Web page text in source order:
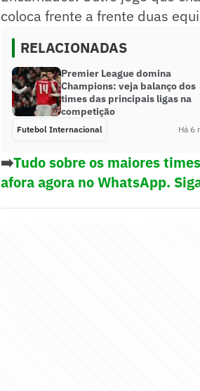
coloca frente a frente duas
RELACIONADAS
Premier League domina
Champions: veja balanço dos
times das principais ligas na
competição
Futebol Internacional Há 6
➡️Tudo sobre os maiores
afora agora no WhatsApp.